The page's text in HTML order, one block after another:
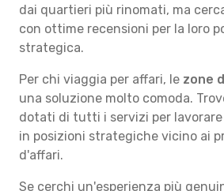
dai quartieri più rinomati, ma
con ottime recensioni per la loro
strategica.
Per chi viaggia per affari, le zone
una soluzione molto comoda.
dotati di tutti i servizi per
in posizioni strategiche vicino ai
d'affari.
Se cerchi un'esperienza più